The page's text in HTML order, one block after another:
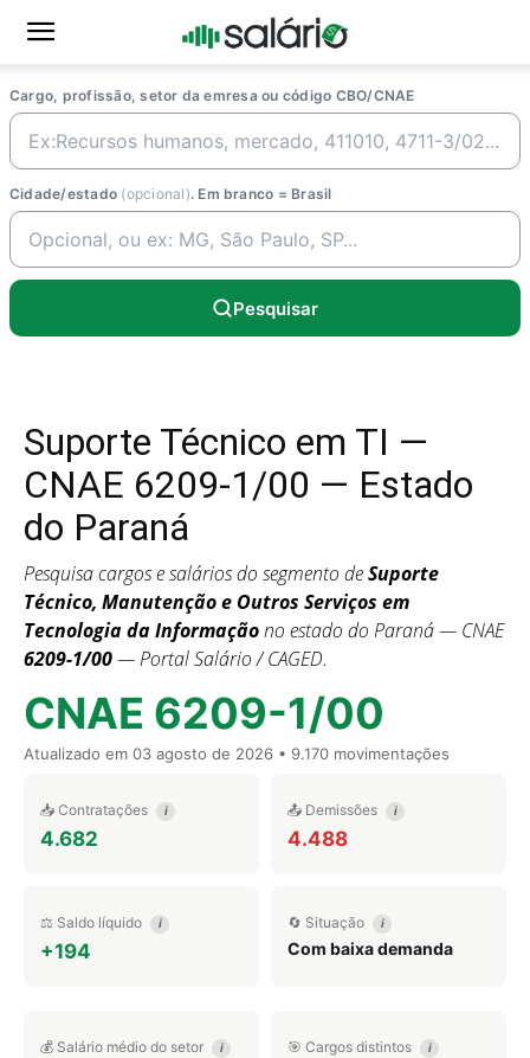
Cargo, profissão, setor da emresa ou código CBO/CNAE
Cidade/estado (opcional). Em branco = Brasil
Pesquisar
Suporte Técnico em TI —
CNAE 6209-1/00 — Estado
do Paraná
Pesquisa cargos e salários do segmento deSuporte
Técnico, Manutenção e Outros Serviços em
Tecnologia da Informaçãono estado do Paraná — CNAE
6209-1/00— Portal Salário / CAGED.
CNAE 6209-1/00
Atualizado em 03 agosto de 2026 • 9.170 movimentações
📥 Contratações i
4.682
📤 Demissões i
4.488
⚖️ Saldo líquido i
+194
🔄 Situação i
Com baixa demanda
💰 Salário médio do setor i 🎯 Cargos distintos i